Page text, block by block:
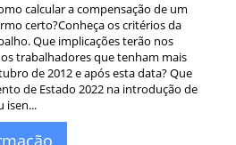
calcular a compensação de um
certo?Conheça os critérios da
Que implicações terão nos
trabalhadores que tenham mais
de 2012 e após esta data? Que
de Estado 2022 na introdução de
isen...